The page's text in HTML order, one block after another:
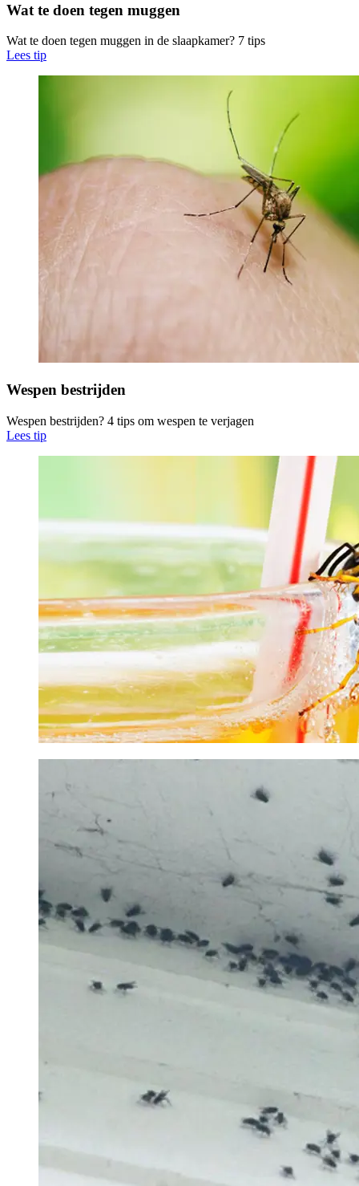
Wat te doen tegen muggen
Wat te doen tegen muggen in de slaapkamer? 7 tips
Lees tip
Wespen bestrijden
Wespen bestrijden? 4 tips om wespen te verjagen
Lees tip